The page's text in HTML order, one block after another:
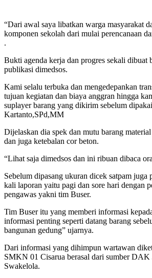
“Dari awal saya libatkan warga masyarakat
komponen sekolah dari mulai perencanaan
.
Bukti agenda kerja dan progres sekali dibuat
publikasi dimedsos.
Kami selalu terbuka dan mengedepankan
tujuan kegiatan dan biaya anggran hingga
suplayer barang yang dikirim sebelum
Kartanto,SPd,MM
Dijelaskan dia spek dan mutu barang
dan juga ketebalan cor beton.
“Lihat saja dimedsos dan ini ribuan dibaca
Sebelum dipasang ukuran dicek satpam juga
kali laporan yaitu pagi dan sore hari dengan
pengawas yakni tim Buser.
Tim Buser itu yang memberi informasi
informasi penting seperti datang barang
bangunan gedung” ujarnya.
Dari informasi yang dihimpun wartawan
SMKN 01 Cisarua berasal dari sumber DAK
Swakelola.